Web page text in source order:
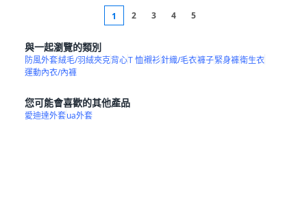
1 2 3 4 5
與一起瀏覽的類別
防風外套絨毛/羽絨夾克背心T 恤襯衫針織/毛衣褲子緊身褲衛生衣
運動內衣/內褲
您可能會喜歡的其他產品
愛迪達外套ua外套